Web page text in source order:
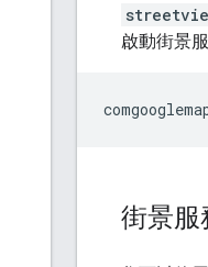
啟動街景
街景服